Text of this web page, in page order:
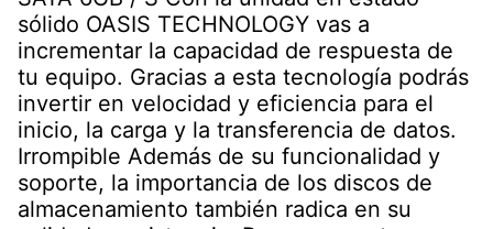
sólido OASIS TECHNOLOGY vas a
incrementar la capacidad de respuesta de
tu equipo. Gracias a esta tecnología podrás
invertir en velocidad y eficiencia para el
inicio, la carga y la transferencia de datos.
Irrompible Además de su funcionalidad y
soporte, la importancia de los discos de
almacenamiento también radica en su